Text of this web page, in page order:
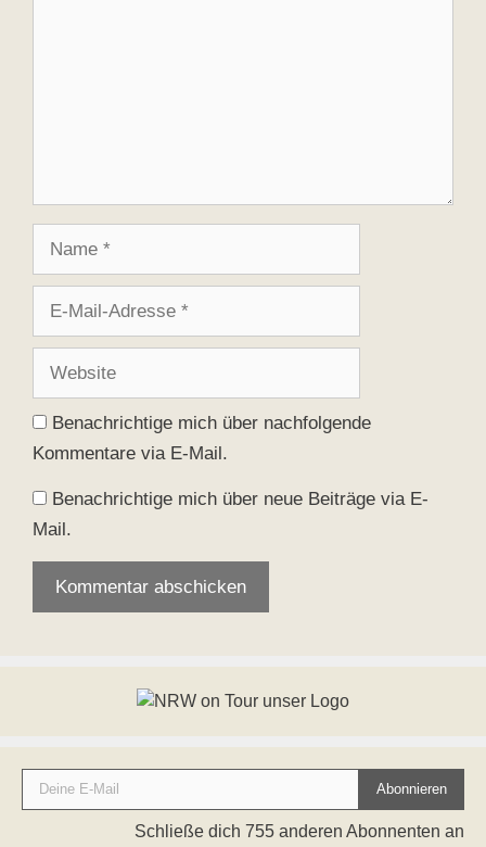
Adresse
Benachrichtige mich über nachfolgende
Kommentare via E-Mail.
Benachrichtige mich über neue Beiträge via E-
Mail.
Deine E-Mail
Abonnieren
Schließe dich 755 anderen Abonnenten an